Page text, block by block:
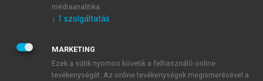
JELSZÓ
médiaanalitika.
↓ 1 szolgáltatás
MARKETING
Ezek a sütik nyomon követik a felhasználó online
tevékenységét. Az online tevékenységek megismerésével a